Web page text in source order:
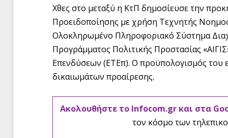
Χθες στο μεταξύ η ΚτΠ δημοσίευσε την
Προειδοποίησης με χρήση Τεχνητής
Ολοκληρωμένο Πληροφοριακό Σύστημα
Προγράμματος Πολιτικής Προστασίας
Επενδύσεων (ΕΤΕπ). Ο προϋπολογισμός του
δικαιωμάτων προαίρεσης.
Ακολουθήστε το Infocom.gr και στα
τον κόσμο των